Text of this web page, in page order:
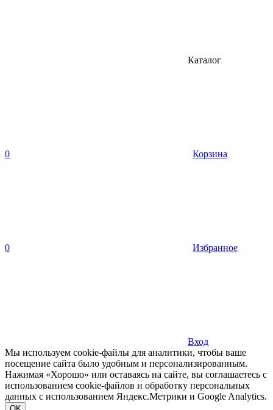
Каталог
0 Корзина
0 Избранное
Вход
Мы используем cookie-файлы для аналитики, чтобы ваше
посещение сайта было удобным и персонализированным.
Нажимая «Хорошо» или оставаясь на сайте, вы соглашаетесь с
использованием cookie-файлов и обработку персональных
данных с использованием Яндекс.Метрики и Google Analytics.